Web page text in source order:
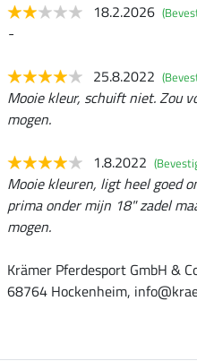
18.2.2026
-
25.8.2022
Mooie kleur, schuift niet. Zou
mogen.
1.8.2022
Mooie kleuren, ligt heel goed
prima onder mijn 18" zadel
mogen.
Krämer Pferdesport GmbH &
68764 Hockenheim,